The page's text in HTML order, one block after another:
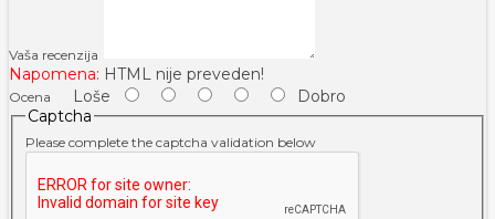
Vaša recenzija
Napomena: HTML nije preveden!
Ocena Loše
Dobro
Captcha
Please complete the captcha validation below